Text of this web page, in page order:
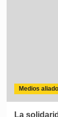
Medios
La